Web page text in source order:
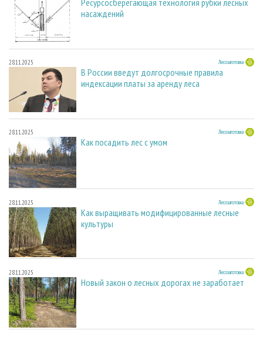
Ресурсосберегающая технология рубки лесных
насаждений
28.11.2025 Лесозаготовка
В России введут долгосрочные правила
индексации платы за аренду леса
28.11.2025 Лесозаготовка
Как посадить лес с умом
28.11.2025 Лесозаготовка
Как выращивать модифицированные лесные
культуры
28.11.2025 Лесозаготовка
Новый закон о лесных дорогах не заработает